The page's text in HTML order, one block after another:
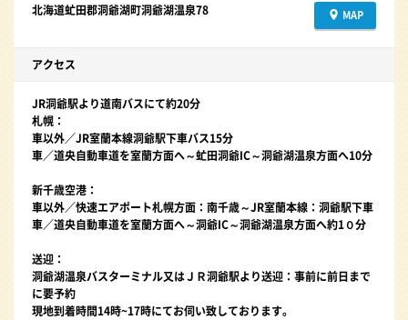
MAP
北海道虻田郡洞爺湖町洞爺湖温泉78
アクセス
JR洞爺駅より道南バスにて約20分
札幌：
車以外／JR室蘭本線洞爺駅下車バス15分
車／道央自動車道を室蘭方面へ～虻田洞爺IC～洞爺湖温泉方面へ10分
新千歳空港：
車以外／快速エアポート札幌方面：南千歳～JR室蘭本線：洞爺駅下車
車／道央自動車道を室蘭方面へ～洞爺IC～洞爺湖温泉方面へ約1０分
送迎：
洞爺湖温泉バスターミナル又はＪＲ洞爺駅より送迎：事前に前日まで
に要予約
現地到着時間14時~17時にてお伺い致しております。